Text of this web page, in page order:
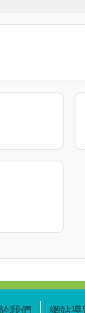
；學生版影
宣導，另外
錯假訊息辨
，以擴大全民
我們 網站導